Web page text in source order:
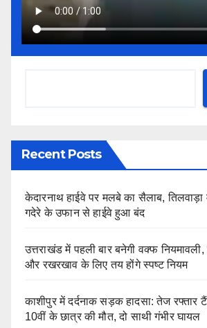
Recent Posts
केदारनाथ हाईवे पर मलबे का सैलाब,
गदेरे के उफान से हाईवे हुआ बंद
उत्तराखंड में पहली बार बनेगी वक्फ
और रखरखाव के लिए तय होंगे स्पष्ट नियम
काशीपुर में दर्दनाक सड़क हादसा: तेज
10वीं के छात्र की मौत, दो साथी गंभीर घायल